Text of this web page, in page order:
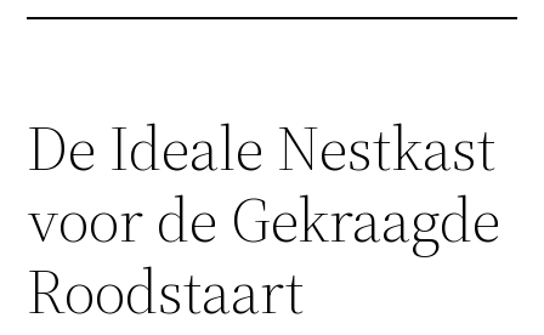
De Ideale Nestkast
voor de Gekraagde
Roodstaart